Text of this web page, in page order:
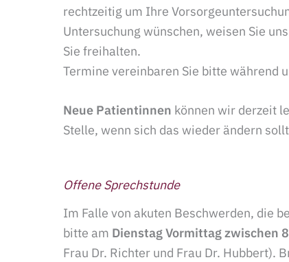
rechtzeitig um Ihre
Untersuchung wünschen, weisen Sie
Sie freihalten.
Termine vereinbaren Sie bitte während
Neue Patientinnen können wir derzeit
Stelle, wenn sich das wieder ändern
Offene Sprechstunde
Im Falle von akuten Beschwerden, die
bitte am Dienstag Vormittagzwischen
Frau Dr. Richter und Frau Dr. Hubbert).